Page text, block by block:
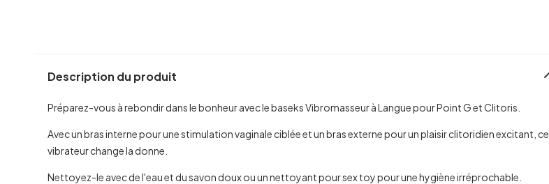
Description du produit
Préparez-vous à rebondir dans le bonheur avec le baseks Vibromasseur à Langue pour Point G et Clitoris.
Avec un bras interne pour une stimulation vaginale ciblée et un bras externe pour un plaisir clitoridien excitant, ce
vibrateur change la donne.
Nettoyez-le avec de l'eau et du savon doux ou un nettoyant pour sex toy pour une hygiène irréprochable.